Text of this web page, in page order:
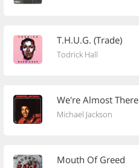
T.H.U.G. (Trade)
Todrick Hall
We're Almost There
Michael Jackson
Mouth Of Greed